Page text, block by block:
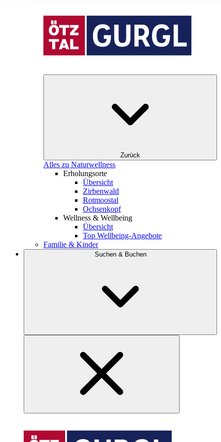
Zurück
Alles zu Naturwellness
Erholungsorte
Übersicht
Zirbenwald
Rotmoostal
Ochsenkopf
Wellness & Wellbeing
Übersicht
Top Wellbeing-Angebote
Familie & Kinder
Suchen & Buchen